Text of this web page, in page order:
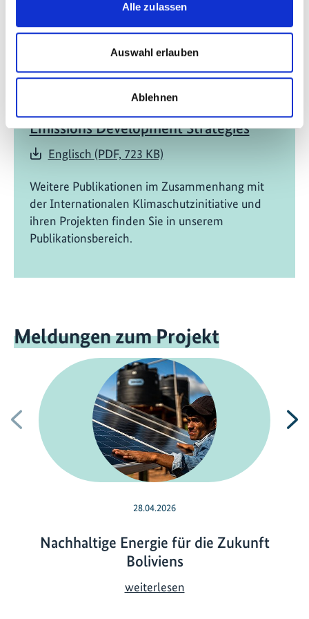
Alle zulassen
Auswahl erlauben
Ablehnen
Emissions Development Strategies
Englisch (PDF, 723 KB)
Weitere Publikationen im Zusammenhang mit
der Internationalen Klimaschutzinitiative und
ihren Projekten finden Sie in unserem
Publikationsbereich.
Meldungen zum Projekt
Vorherige
28.04.2026
Nachhaltige Energie für die Zukunft
Boliviens
weiterlesenN